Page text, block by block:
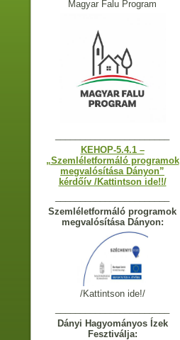
Magyar Falu Program
KEHOP-5.4.1 –
„Szemléletformáló programok
megvalósítása Dányon”
kérdőív /Kattintson ide!!/
Szemléletformáló programok
megvalósítása Dányon:
/Kattintson ide!/
Dányi Hagyományos Ízek
Fesztiválja: